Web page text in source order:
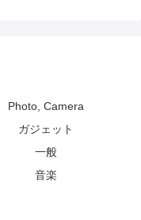
Photo, Camera
ガジェット
一般
音楽